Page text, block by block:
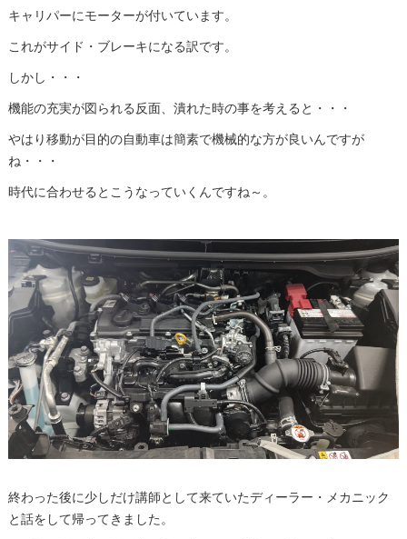
キャリパーにモーターが付いています。
これがサイド・ブレーキになる訳です。
しかし・・・
機能の充実が図られる反面、潰れた時の事を考えると・・・
やはり移動が目的の自動車は簡素で機械的な方が良いんですが
ね・・・
時代に合わせるとこうなっていくんですね～。
終わった後に少しだけ講師として来ていたディーラー・メカニック
と話をして帰ってきました。